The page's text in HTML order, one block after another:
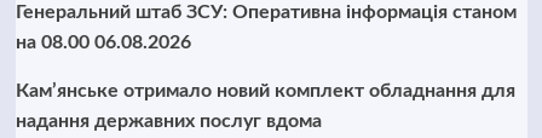
Генеральний штаб ЗСУ: Оперативна інформація станом
на 08.00 06.08.2026
Кам’янське отримало новий комплект обладнання для
надання державних послуг вдома